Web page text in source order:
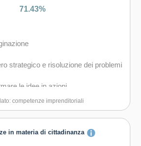
71.43%
strategico e risoluzione dei problemi
le idee in azioni
l'iniziativa
competenze imprenditoriali
in materia di cittadinanza